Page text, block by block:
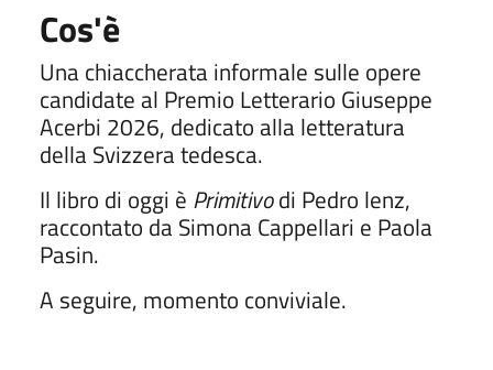
Cos'è
Una chiaccherata informale sulle opere
candidate al Premio Letterario Giuseppe
Acerbi 2026, dedicato alla letteratura
della Svizzera tedesca.
Il libro di oggi è Primitivodi Pedro lenz,
raccontato da Simona Cappellari e Paola
Pasin.
A seguire, momento conviviale.